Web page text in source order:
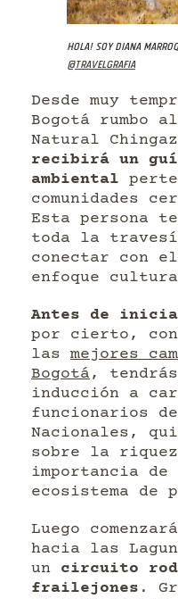
Hola! Soy Diana
@travelgrafia
Desde muy
Bogotá rumbo
Natural
recibirá un
ambiental
comunidades
Esta persona
toda la
conectar con
enfoque
Antes de
por cierto,
las mejores
Bogotá,
inducción a
funcionarios de
Nacionales,
sobre la
importancia de
ecosistema de
Luego
hacia las
un circuito
frailejones .